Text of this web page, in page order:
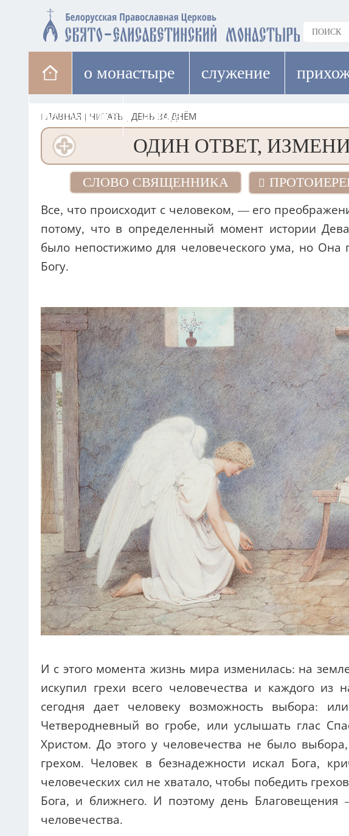
о монастыре cлужение
паломникам лавка
ГЛАВНАЯ | ЧИТАТЬ ДЕНЬ ЗА ДНЁМ
ОДИН ОТВЕТ,
СЛОВО СВЯЩЕННИКА
Все, что происходит с человеком, — его
потому, что в определенный момент истории
было непостижимо для человеческого ума, но
Богу.
И с этого момента жизнь мира изменилась: на
искупил грехи всего человечества и каждого из
сегодня дает человеку возможность выбора:
Четверодневный во гробе, или услышать глас
Христом. До этого у человечества не было
грехом. Человек в безнадежности искал Бога,
человеческих сил не хватало, чтобы победить
Бога, и ближнего. И поэтому день Благовещения
человечества.